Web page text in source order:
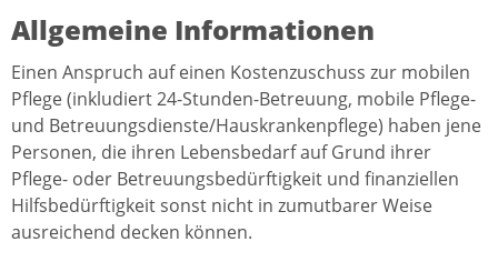
Allgemeine Informationen
Einen Anspruch auf einen Kostenzuschuss zur mobilen
Pflege (inkludiert 24-Stunden-Betreuung, mobile Pflege-
und Betreuungsdienste/Hauskrankenpflege) haben jene
Personen, die ihren Lebensbedarf auf Grund ihrer
Pflege- oder Betreuungsbedürftigkeit und finanziellen
Hilfsbedürftigkeit sonst nicht in zumutbarer Weise
ausreichend decken können.